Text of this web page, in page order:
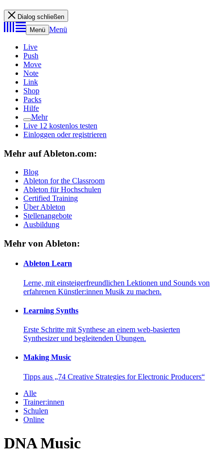
Dialog schließen
Menü Menü
Live
Push
Move
Note
Link
Shop
Packs
Hilfe
Mehr
Live 12 kostenlos testen
Einloggen oder registrieren
Mehr auf Ableton.com:
Blog
Ableton for the Classroom
Ableton für Hochschulen
Certified Training
Über Ableton
Stellenangebote
Ausbildung
Mehr von Ableton:
Ableton Learn
Lerne, mit einsteigerfreundlichen Lektionen und Sounds von
erfahrenen Künstler:innen Musik zu machen.
Learning Synths
Erste Schritte mit Synthese an einem web-basierten
Synthesizer und begleitenden Übungen.
Making Music
Tipps aus „74 Creative Strategies for Electronic Producers“
Alle
Trainer:innen
Schulen
Online
DNA Music